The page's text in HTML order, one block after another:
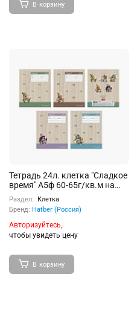
В корзину
Тетрадь 24л. клетка "Сладкое
время" А5ф 60-65г/кв.м на
скобе обл. мел.картон
тиснение 5 диз.в блоке
Раздел:
Клетка
Бренд: Hatber (Россия)
Авторизуйтесь,
чтобы увидеть цену
В корзину